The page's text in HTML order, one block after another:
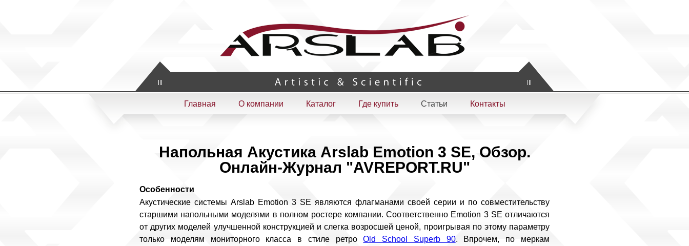
Artistic & Scientific
Главная О компании Каталог Где купить Статьи Контакты
Напольная Акустика Arslab Emotion 3 SE, Обзор.
Онлайн-Журнал "AVREPORT.RU"
Особенности
Акустические системы Arslab Emotion 3 SE являются флагманами своей серии и по совместительству
старшими напольными моделями в полном ростере компании. Соответственно Emotion 3 SE отличаются
от других моделей улучшенной конструкцией и слегка возросшей ценой, проигрывая по этому параметру
только моделям мониторного класса в стиле ретроOld School Superb 90. Впрочем, по меркам